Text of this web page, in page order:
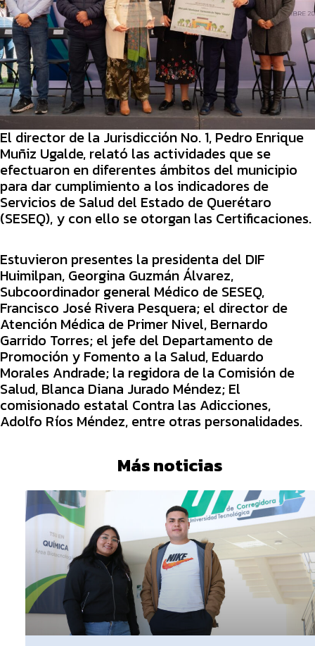
El director de la Jurisdicción No. 1, Pedro Enrique
Muñiz Ugalde, relató las actividades que se
efectuaron en diferentes ámbitos del municipio
para dar cumplimiento a los indicadores de
Servicios de Salud del Estado de Querétaro
(SESEQ), y con ello se otorgan las Certificaciones.
Estuvieron presentes la presidenta del DIF
Huimilpan, Georgina Guzmán Álvarez,
Subcoordinador general Médico de SESEQ,
Francisco José Rivera Pesquera; el director de
Atención Médica de Primer Nivel, Bernardo
Garrido Torres; el jefe del Departamento de
Promoción y Fomento a la Salud, Eduardo
Morales Andrade; la regidora de la Comisión de
Salud, Blanca Diana Jurado Méndez; El
comisionado estatal Contra las Adicciones,
Adolfo Ríos Méndez, entre otras personalidades.
Más noticias